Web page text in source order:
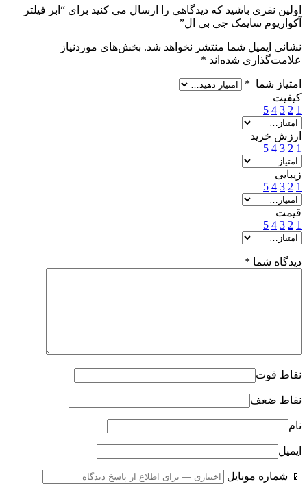
اولین نفری باشید که دیدگاهی را ارسال می کنید برای “ابر فیلتر
آکواریوم سایمک جی بی ال”
نشانی ایمیل شما منتشر نخواهد شد. بخش‌های موردنیاز
علامت‌گذاری شده‌اند *
امتیاز شما *
کیفیت
1
2
3
4
5
ارزش خرید
1
2
3
4
5
زیبایی
1
2
3
4
5
قیمت
1
2
3
4
5
دیدگاه شما *
نقاط قوت
نقاط ضعف
نام
ایمیل
📱 شماره موبایل